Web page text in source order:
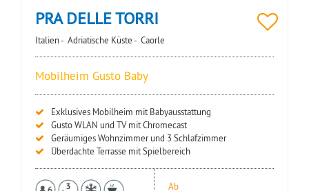
PRA DELLE TORRI
Italien - Adriatische Küste - Caorle
Mobilheim Gusto Baby
Exklusives Mobilheim mit Babyausstattung
Gusto WLAN und TV mit Chromecast
Geräumiges Wohnzimmer und 3 Schlafzimmer
Überdachte Terrasse mit Spielbereich
Ab